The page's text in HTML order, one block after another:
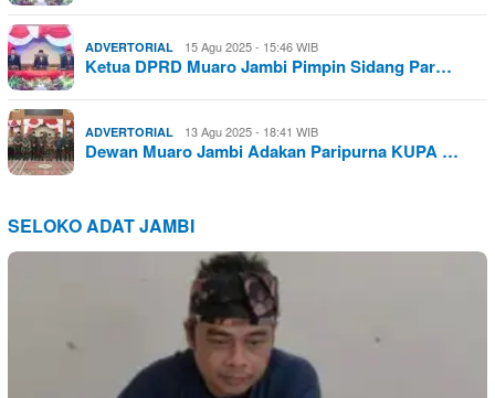
ADVERTORIAL 15 Agu 2025 - 15:46 WIB
Ketua DPRD Muaro Jambi Pimpin Sidang Par…
ADVERTORIAL 13 Agu 2025 - 18:41 WIB
Dewan Muaro Jambi Adakan Paripurna KUPA …
SELOKO ADAT JAMBI